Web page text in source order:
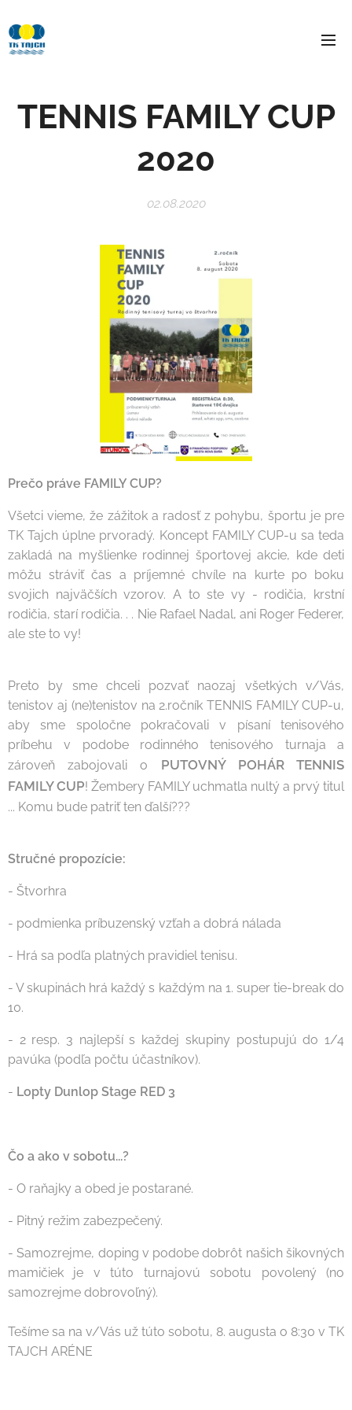
TENNIS FAMILY CUP
2020
02.08.2020
Prečo práve FAMILY CUP?
Všetci vieme, že zážitok a radosť z pohybu, športu je pre
TK Tajch úplne prvoradý. Koncept FAMILY CUP-u sa teda
zakladá na myšlienke rodinnej športovej akcie, kde deti
môžu stráviť čas a príjemné chvíle na kurte po boku
svojich najväčších vzorov. A to ste vy - rodičia, krstní
rodičia, starí rodičia. . . Nie Rafael Nadal, ani Roger Federer,
ale ste to vy!
Preto by sme chceli pozvať naozaj všetkých v/Vás,
tenistov aj (ne)tenistov na 2.ročník TENNIS FAMILY CUP-u,
aby sme spoločne pokračovali v písaní tenisového
príbehu v podobe rodinného tenisového turnaja a
zároveň zabojovali o PUTOVNÝ POHÁRTENNIS
FAMILY CUP! Žembery FAMILY uchmatla nultý a prvý titul
... Komu bude patriť ten ďalší???
Stručné propozície:
- Štvorhra
- podmienka príbuzenský vzťah a dobrá nálada
- Hrá sa podľa platných pravidiel tenisu.
- V skupinách hrá každý s každým na 1. super tie-break do
10.
- 2 resp. 3 najlepší s každej skupiny postupujú do 1/4
pavúka (podľa počtu účastníkov).
- Lopty Dunlop Stage RED 3
Čo a ako v sobotu...?
- O raňajky a obed je postarané.
- Pitný režim zabezpečený.
- Samozrejme, doping v podobe dobrôt našich šikovných
mamičiek je v túto turnajovú sobotu povolený (no
samozrejme dobrovoľný).
Tešíme sa na v/Vás už túto sobotu, 8. augusta o 8:30 v TK
TAJCH ARÉNE🙂